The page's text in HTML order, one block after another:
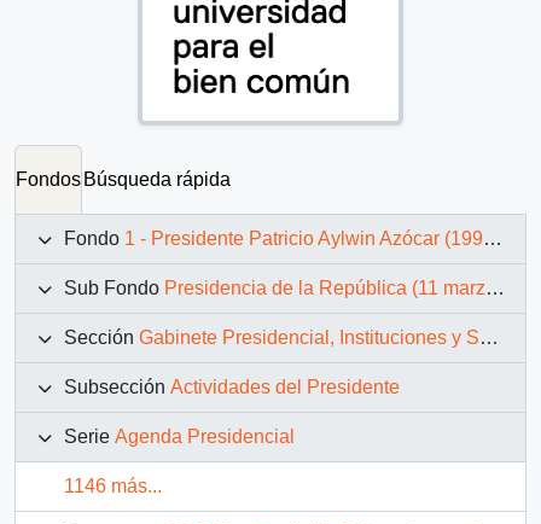
Fondos Búsqueda rápida
Fondo 1 - Presidente Patricio Aylwin Azócar (1990-1994)
Sub Fondo Presidencia de la República (11 marzo 1990 – 11 marzo 1994)
Sección Gabinete Presidencial, Instituciones y Servicios
Subsección Actividades del Presidente
Serie Agenda Presidencial
1146 más...